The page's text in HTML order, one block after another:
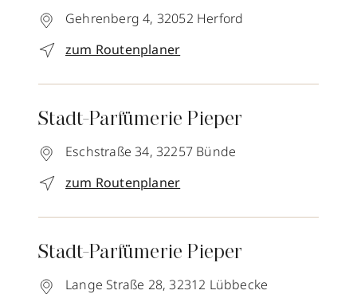
Gehrenberg 4, 32052 Herford
zum Routenplaner
Stadt-Parfümerie Pieper
Eschstraße 34, 32257 Bünde
zum Routenplaner
Stadt-Parfümerie Pieper
Lange Straße 28, 32312 Lübbecke